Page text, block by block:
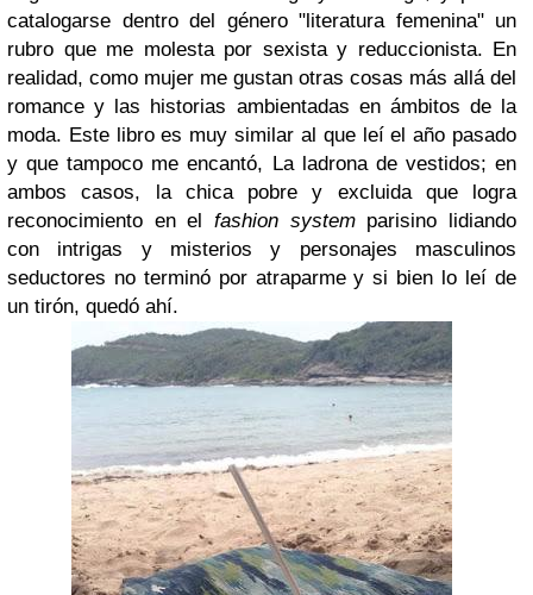
catalogarse dentro del género "literatura femenina" un
rubro que me molesta por sexista y reduccionista. En
realidad, como mujer me gustan otras cosas más allá del
romance y las historias ambientadas en ámbitos de la
moda. Este libro es muy similar al que leí el año pasado
y que tampoco me encantó, La ladrona de vestidos; en
ambos casos, la chica pobre y excluida que logra
reconocimiento en el fashion systemparisino lidiando
con intrigas y misterios y personajes masculinos
seductores no terminó por atraparme y si bien lo leí de
un tirón, quedó ahí.